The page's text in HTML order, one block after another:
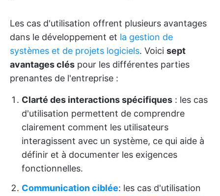
Les cas d'utilisation offrent plusieurs avantages
dans le développement et la gestion de
systèmes et de projets logiciels. Voici sept
avantages clés pour les différentes parties
prenantes de l'entreprise :
Clarté des interactions spécifiques : les cas
d'utilisation permettent de comprendre
clairement comment les utilisateurs
interagissent avec un système, ce qui aide à
définir et à documenter les exigences
fonctionnelles.
Communication ciblée: les cas d'utilisation